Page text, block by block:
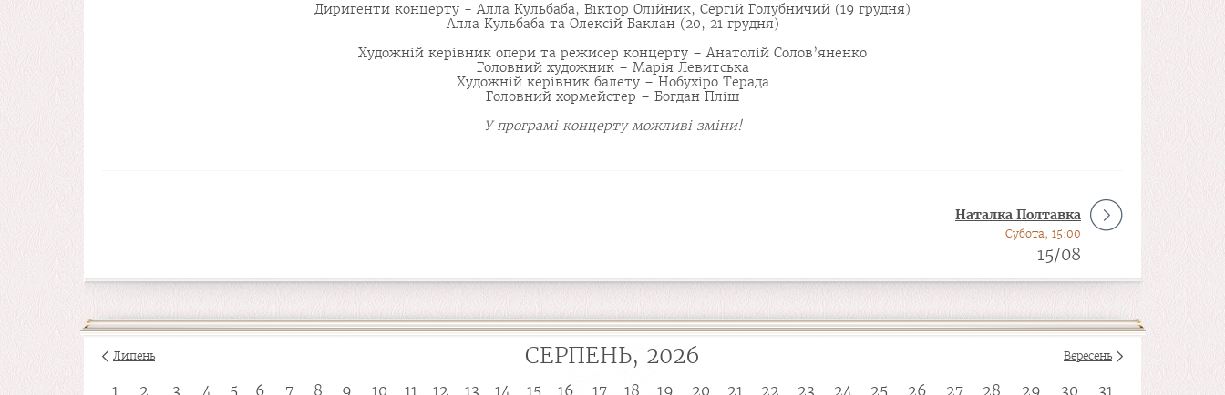
Диригенти концерту - Алла Кульбаба, Віктор Олійник, Сергій Голубничий (19 грудня)
Алла Кульбаба та Олексій Баклан (20, 21 грудня)
Художній керівник опери та режисер концерту – Анатолій Солов’яненко
Головний художник – Марія Левитська
Художній керівник балету – Нобухіро Терада
Головний хормейстер – Богдан Пліш
У програмі концерту можливі зміни!
Наталка Полтавка
Субота, 15:00
15/08
Вересень
Липень СЕРПЕНЬ, 2026
1 2 3 4 5 6 7 8 9 10 11 12 13 14 15 16 17 18 19 20 21 22 23 24 25 26 27 28 29 30 31